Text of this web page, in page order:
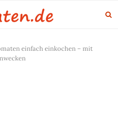
einfach einkochen – mit